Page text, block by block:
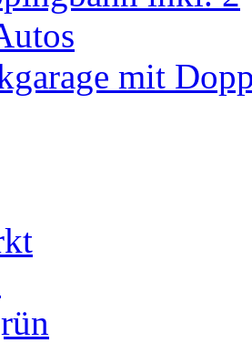
mit